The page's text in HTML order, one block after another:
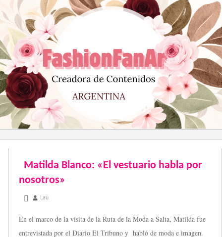
al
contenido
Matilda Blanco: «El vestuario habla por
nosotros»
octubre 24, 2012
Lau
En el marco de la visita de la Ruta de la Moda a Salta, Matilda fue
entrevistada por el Diario El Tribuno y habló de moda e imagen.